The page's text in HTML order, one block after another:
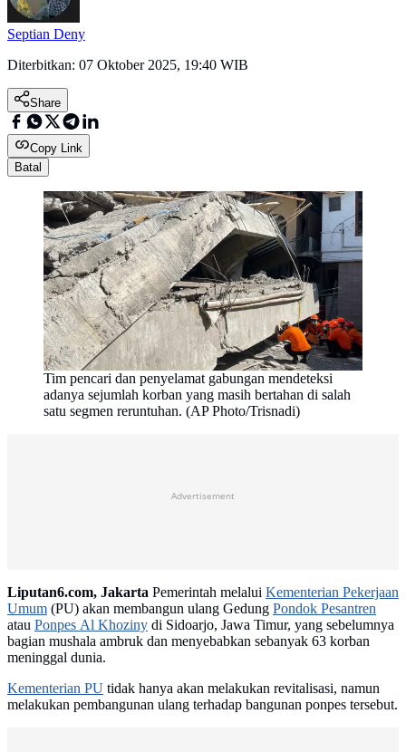
Septian Deny
Diterbitkan: 07 Oktober 2025, 19:40 WIB
Share
Copy Link
Batal
Tim pencari dan penyelamat gabungan mendeteksi
adanya sejumlah korban yang masih bertahan di salah
satu segmen reruntuhan. (AP Photo/Trisnadi)
Advertisement
Liputan6.com, Jakarta Pemerintah melalui Kementerian Pekerjaan
Umum (PU) akan membangun ulang Gedung Pondok Pesantren
atau Ponpes Al Khoziny di Sidoarjo, Jawa Timur, yang sebelumnya
bagian mushala ambruk dan menyebabkan sebanyak 63 korban
meninggal dunia.
Kementerian PU tidak hanya akan melakukan revitalisasi, namun
melakukan pembangunan ulang terhadap bangunan ponpes tersebut.